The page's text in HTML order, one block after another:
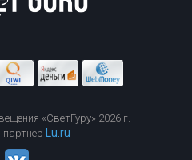
«СветГуру» 2026 г.
партнер Lu.ru